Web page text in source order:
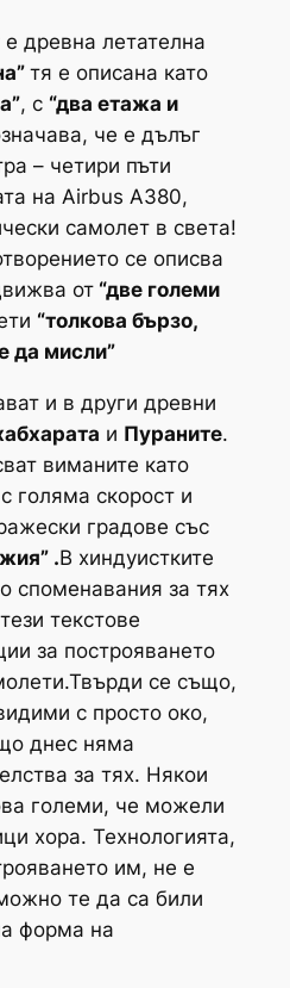
древна летателна
тя е описана като
, с “два етажа и
че е дълъг
– четири пъти
на Airbus A380,
самолет в света!
се описва
от“две големи
“толкова бързо,
да мисли”
и в други древни
и Пураните.
виманите като
голяма скорост и
градове със
.В хиндуистките
споменавания за тях
текстове
за построяването
се също,
с просто око,
днес няма
за тях. Някои
големи, че можели
хора. Технологията,
им, не е
те да са били
форма на